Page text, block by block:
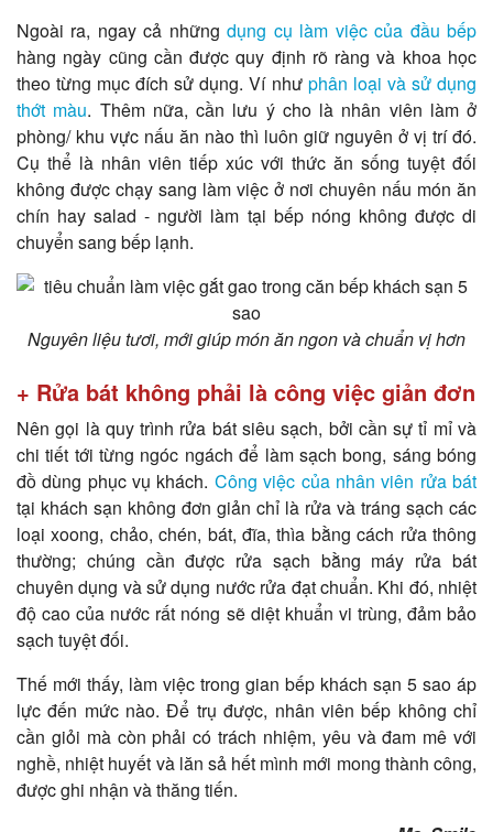
Ngoài ra, ngay cả nhữngdụng cụ làm việc của đầu bếp
hàng ngày cũng cần được quy định rõ ràng và khoa học
theo từng mục đích sử dụng. Ví như phân loại và sử dụng
thớt màu. Thêm nữa, cần lưu ý cho là nhân viên làm ở
phòng/ khu vực nấu ăn nào thì luôn giữ nguyên ở vị trí đó.
Cụ thể là nhân viên tiếp xúc với thức ăn sống tuyệt đối
không được chạy sang làm việc ở nơi chuyên nấu món ăn
chín hay salad - người làm tại bếp nóng không được di
chuyển sang bếp lạnh.
Nguyên liệu tươi, mới giúp món ăn ngon và chuẩn vị hơn
+ Rửa bát không phải là công việc giản đơn
Nên gọi là quy trình rửa bát siêu sạch, bởi cần sự tỉ mỉ và
chi tiết tới từng ngóc ngách để làm sạch bong, sáng bóng
đồ dùng phục vụ khách. Công việc của nhân viên rửa bát
tại khách sạn không đơn giản chỉ là rửa và tráng sạch các
loại xoong, chảo, chén, bát, đĩa, thìa bằng cách rửa thông
thường; chúng cần được rửa sạch bằng máy rửa bát
chuyên dụng và sử dụng nước rửa đạt chuẩn. Khi đó, nhiệt
độ cao của nước rất nóng sẽ diệt khuẩn vi trùng, đảm bảo
sạch tuyệt đối.
Thế mới thấy, làm việc trong gian bếp khách sạn 5 sao áp
lực đến mức nào. Để trụ được, nhân viên bếp không chỉ
cần giỏi mà còn phải có trách nhiệm, yêu và đam mê với
nghề, nhiệt huyết và lăn sả hết mình mới mong thành công,
được ghi nhận và thăng tiến.